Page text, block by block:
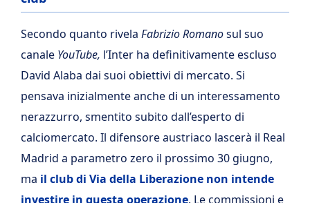
Secondo quanto rivela Fabrizio Romanosul suo
canale YouTube, l’Inter ha definitivamente escluso
David Alaba dai suoi obiettivi di mercato. Si
pensava inizialmente anche di un interessamento
nerazzurro, smentito subito dall’esperto di
calciomercato. Il difensore austriaco lascerà il Real
Madrid a parametro zero il prossimo 30 giugno,
ma il club di Via della Liberazione non intende
investire in questa operazione. Le commissioni e